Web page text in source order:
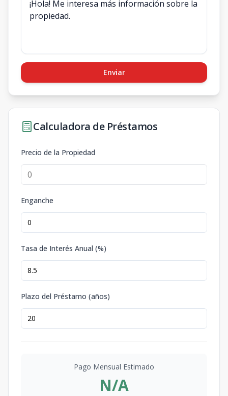
Enviar
Calculadora de Préstamos
Precio de la Propiedad
Enganche
Tasa de Interés Anual (%)
Plazo del Préstamo (años)
Pago Mensual Estimado
N/A